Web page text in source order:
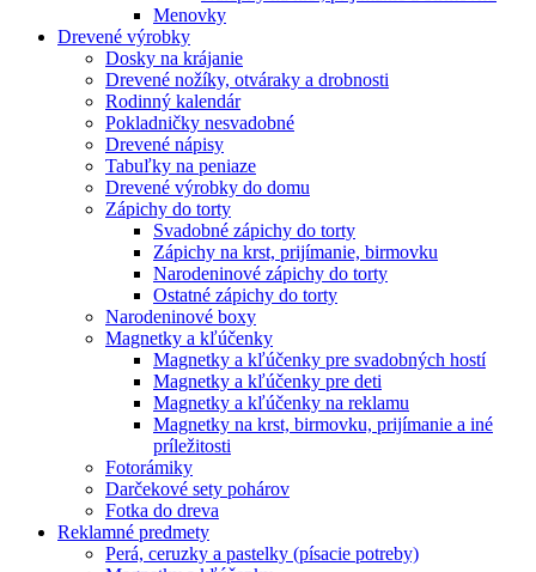
Menovky
Drevené výrobky
Dosky na krájanie
Drevené nožíky, otváraky a drobnosti
Rodinný kalendár
Pokladničky nesvadobné
Drevené nápisy
Tabuľky na peniaze
Drevené výrobky do domu
Zápichy do torty
Svadobné zápichy do torty
Zápichy na krst, prijímanie, birmovku
Narodeninové zápichy do torty
Ostatné zápichy do torty
Narodeninové boxy
Magnetky a kľúčenky
Magnetky a kľúčenky pre svadobných hostí
Magnetky a kľúčenky pre deti
Magnetky a kľúčenky na reklamu
Magnetky na krst, birmovku, prijímanie a iné
príležitosti
Fotorámiky
Darčekové sety pohárov
Fotka do dreva
Reklamné predmety
Perá, ceruzky a pastelky (písacie potreby)